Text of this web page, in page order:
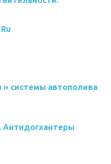
системы автополива
Антидогхантеры